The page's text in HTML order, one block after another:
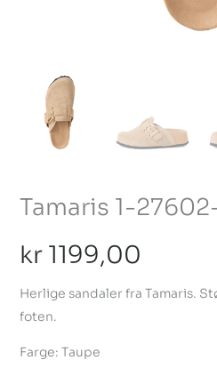
Tamaris 1-
kr1199,00
Herlige sandaler fra Tamaris.
foten.
Farge: Taupe